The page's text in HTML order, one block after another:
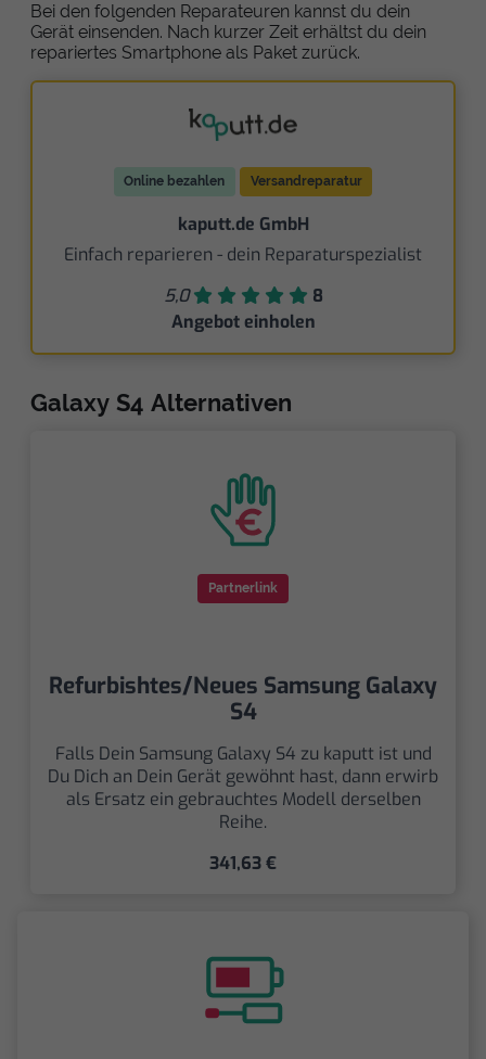
Bei den folgenden Reparateuren kannst du dein
Gerät einsenden. Nach kurzer Zeit erhältst du dein
repariertes Smartphone als Paket zurück.
Online bezahlen Versandreparatur
kaputt.de GmbH
Einfach reparieren - dein Reparaturspezialist
5,0
8
Angebot einholen
Galaxy S4 Alternativen
Partnerlink
Refurbishtes/Neues Samsung Galaxy
S4
Falls Dein Samsung Galaxy S4 zu kaputt ist und
Du Dich an Dein Gerät gewöhnt hast, dann erwirb
als Ersatz ein gebrauchtes Modell derselben
Reihe.
341,63 €